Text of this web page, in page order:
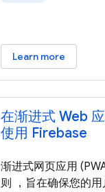
Learn more
在渐进式 Web
使用 Firebase
渐进式网页应用
则 ，旨在确保您的